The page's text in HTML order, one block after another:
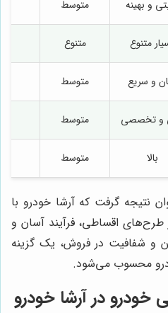
و بهینه متوسط
متنوع متنوع
و سریع متوسط
و تخصصی متوسط
بالا متوسط
نتیجه گرفت که آرشا خودرو با
طرح‌های اقساطی، فرآیند آسان و
و شفافیت در فروش، یک گزینه
محسوب می‌شود.
در آرشا خودرو